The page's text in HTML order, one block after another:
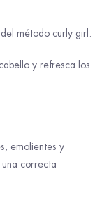
método curly girl.
y refresca los
emolientes y
correcta